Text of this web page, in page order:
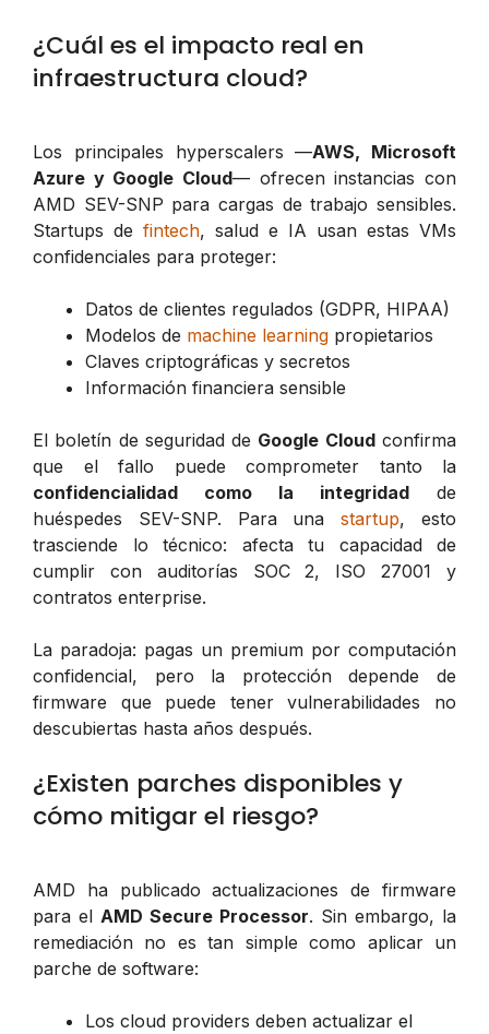
¿Cuál es el impacto real en
infraestructura cloud?
Los principales hyperscalers —AWS, Microsoft
Azure y Google Cloud— ofrecen instancias con
AMD SEV-SNP para cargas de trabajo sensibles.
Startups de fintech, salud e IA usan estas VMs
confidenciales para proteger:
Datos de clientes regulados (GDPR, HIPAA)
Modelos de machine learning propietarios
Claves criptográficas y secretos
Información financiera sensible
El boletín de seguridad de Google Cloudconfirma
que el fallo puede comprometer tanto la
confidencialidad como la integridad de
huéspedes SEV-SNP. Para unastartup, esto
trasciende lo técnico: afecta tu capacidad de
cumplir con auditorías SOC 2, ISO 27001 y
contratos enterprise.
La paradoja: pagas un premium por computación
confidencial, pero la protección depende de
firmware que puede tener vulnerabilidades no
descubiertas hasta años después.
¿Existen parches disponibles y
cómo mitigar el riesgo?
AMD ha publicado actualizaciones de firmware
para el AMD Secure Processor. Sin embargo, la
remediación no es tan simple como aplicar un
parche de software:
Los cloud providers deben actualizar el